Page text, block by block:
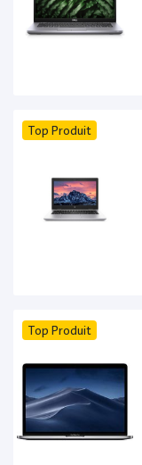
Top Produit
Top Produit